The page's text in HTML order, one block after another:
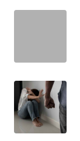
JATENG
WN
NUSANTARA